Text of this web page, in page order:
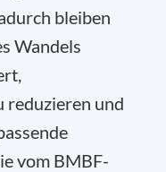
bleiben
Wandels
reduzieren und
vom BMBF-